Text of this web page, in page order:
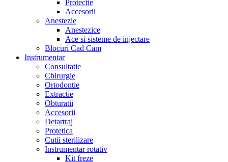
Protectie
Accesorii
Anestezie
Anestezice
Ace si sisteme de injectare
Blocuri Cad Cam
Instrumentar
Consultatie
Chirurgie
Ortodontie
Extractie
Obturatii
Accesorii
Detartraj
Protetica
Cutii sterilizare
Instrumentar rotativ
Kit freze